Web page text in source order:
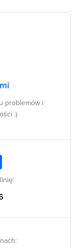
problemów i
:)